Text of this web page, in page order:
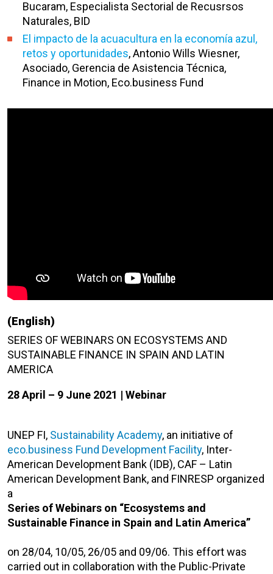
Bucaram, Especialista Sectorial de Recusrsos
Naturales, BID
El impacto de la acuacultura en la economía azul,
retos y oportunidades, Antonio Wills Wiesner,
Asociado, Gerencia de Asistencia Técnica,
Finance in Motion, Eco.business Fund
(English)
SERIES OF WEBINARS ON ECOSYSTEMS AND
SUSTAINABLE FINANCE IN SPAIN AND LATIN
AMERICA
28 April – 9 June 2021 | Webinar
UNEP FI, Sustainability Academy, an initiative of
eco.business Fund Development Facility, Inter-
American Development Bank (IDB), CAF – Latin
American Development Bank, and FINRESP organized
a
Series of Webinars on “Ecosystems and
Sustainable Finance in Spain and Latin America”
on 28/04, 10/05, 26/05 and 09/06. This effort was
carried out in collaboration with the Public-Private